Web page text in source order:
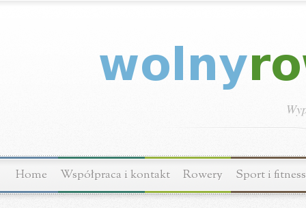
Home Współpraca i kontakt Rowery Sport i fitness